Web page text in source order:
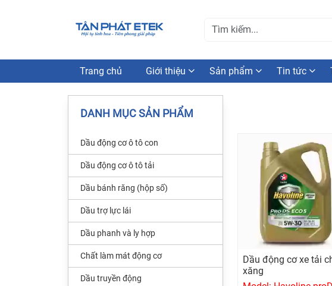
Trang chủ Giới thiệu Sản phẩm Tin tức
DANH MỤC SẢN PHẨM
Dầu động cơ ô tô con
Dầu động cơ ô tô tải
Dầu bánh răng (hộp số)
Dầu trợ lực lái
Dầu phanh và ly hợp
Chất làm mát động cơ
Dầu truyền động
Dầu động cơ xe tải
xăng